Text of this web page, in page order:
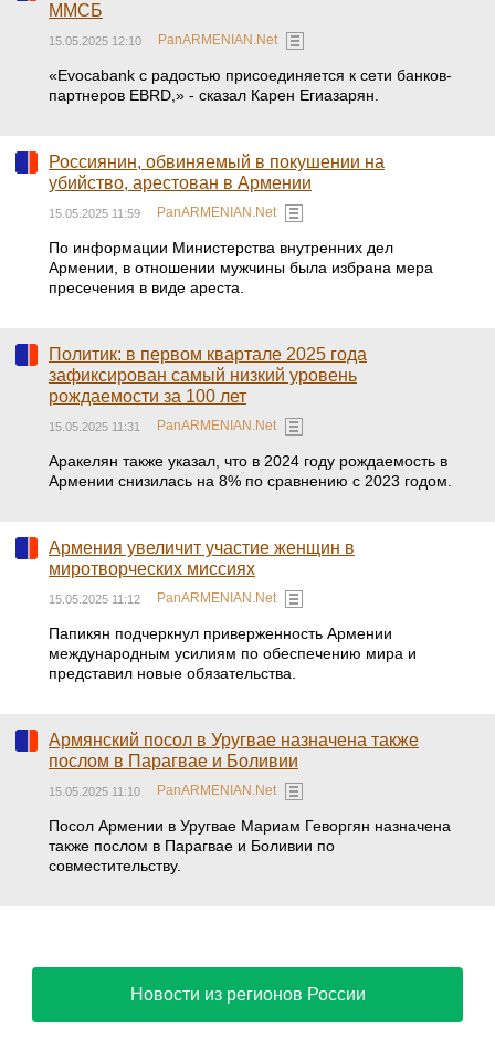
ММСБ
15.05.2025 12:10 PanARMENIAN.Net
«Evocabank с радостью присоединяется к сети банков-
партнеров EBRD,» - сказал Карен Егиазарян.
Россиянин, обвиняемый в покушении на
убийство, арестован в Армении
15.05.2025 11:59 PanARMENIAN.Net
По информации Министерства внутренних дел
Армении, в отношении мужчины была избрана мера
пресечения в виде ареста.
Политик: в первом квартале 2025 года
зафиксирован самый низкий уровень
рождаемости за 100 лет
15.05.2025 11:31 PanARMENIAN.Net
Аракелян также указал, что в 2024 году рождаемость в
Армении снизилась на 8% по сравнению с 2023 годом.
Армения увеличит участие женщин в
миротворческих миссиях
15.05.2025 11:12 PanARMENIAN.Net
Папикян подчеркнул приверженность Армении
международным усилиям по обеспечению мира и
представил новые обязательства.
Армянский посол в Уругвае назначена также
послом в Парагвае и Боливии
15.05.2025 11:10 PanARMENIAN.Net
Посол Армении в Уругвае Мариам Геворгян назначена
также послом в Парагвае и Боливии по
совместительству.
Новости из регионов России